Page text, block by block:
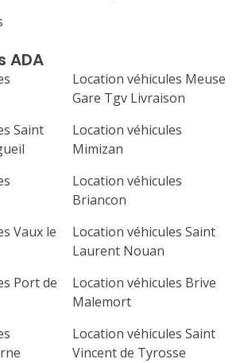
ADA
Location véhicules Meuse
Gare Tgv Livraison
Saint
Location véhicules
Mimizan
Location véhicules
Briancon
Vaux le
Location véhicules Saint
Laurent Nouan
Port de
Location véhicules Brive
Malemort
Location véhicules Saint
Vincent de Tyrosse